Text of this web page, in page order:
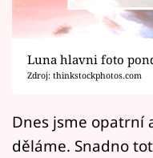
Sledujte prima+
Filmový festival
Mámy sobě
Luna hlavni foto
Zdroj: thinkstockphotos.com
Dnes jsme opatrní
děláme. Snadno